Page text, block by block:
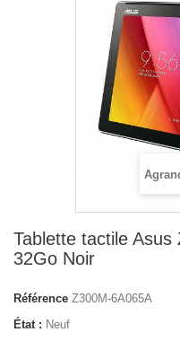
Tablette tactile
32Go Noir
Référence Z300M-6A065A
État : Neuf